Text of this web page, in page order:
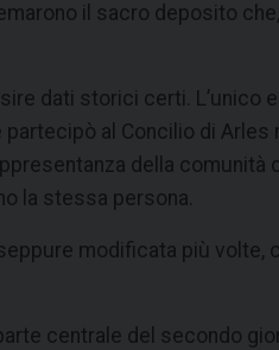
il sacro deposito
dati storici certi.
al Concilio di Arles
della
la stessa persona.
modificata più volte,
centrale del secondo